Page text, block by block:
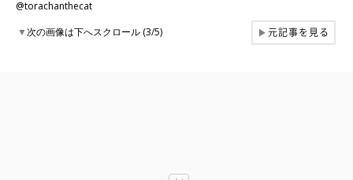
@torachanthecat
▼次の画像は下へスクロール (3/5) ▶元記事を見る